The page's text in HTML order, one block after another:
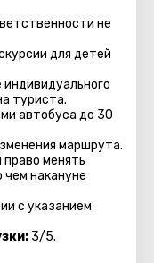
не
для детей
туриста.
автобуса до 30
маршрута.
право менять
чем накануне
с указанием
3/5.